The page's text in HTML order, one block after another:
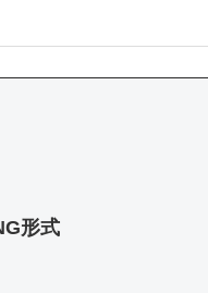
形式